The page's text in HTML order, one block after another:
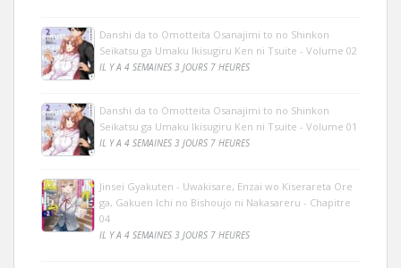
Danshi da to Omotteita Osanajimi to no Shinkon
Seikatsu ga Umaku Ikisugiru Ken ni Tsuite - Volume 02
IL Y A 4 SEMAINES 3 JOURS 7 HEURES
Danshi da to Omotteita Osanajimi to no Shinkon
Seikatsu ga Umaku Ikisugiru Ken ni Tsuite - Volume 01
IL Y A 4 SEMAINES 3 JOURS 7 HEURES
Jinsei Gyakuten - Uwakisare, Enzai wo Kiserareta Ore
ga, Gakuen Ichi no Bishoujo ni Nakasareru - Chapitre
04
IL Y A 4 SEMAINES 3 JOURS 7 HEURES